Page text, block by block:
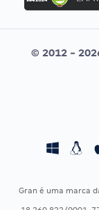
Concurso MPU
Editais publicados
CONCURSOS POR
Concursos Fiscais
© 2012 -
Gran é uma marca